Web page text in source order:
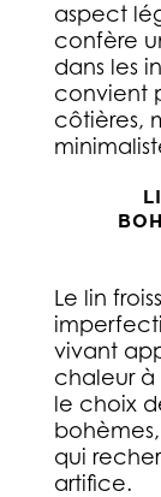
aspect
confère
dans les
convient
côtières,
Le lin
vivant
chaleur à
le choix
qui
artifice.